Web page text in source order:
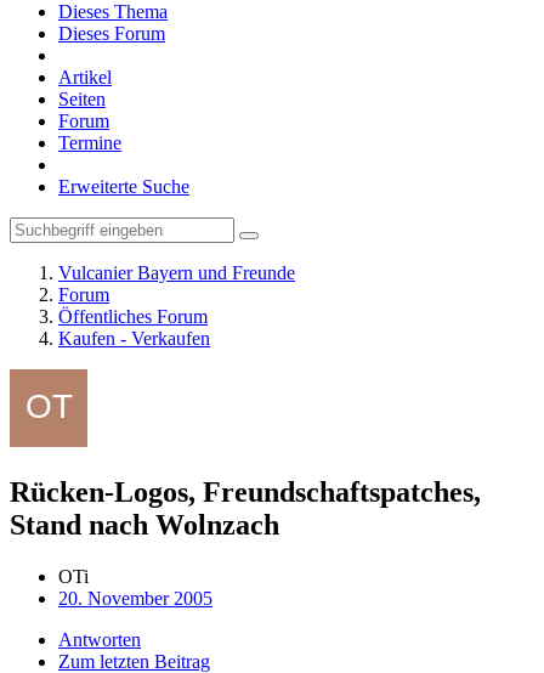
Dieses Thema
Dieses Forum
Artikel
Seiten
Forum
Termine
Erweiterte Suche
Vulcanier Bayern und Freunde
Forum
Öffentliches Forum
Kaufen - Verkaufen
Rücken-Logos, Freundschaftspatches,
Stand nach Wolnzach
OTi
20. November 2005
Antworten
Zum letzten Beitrag